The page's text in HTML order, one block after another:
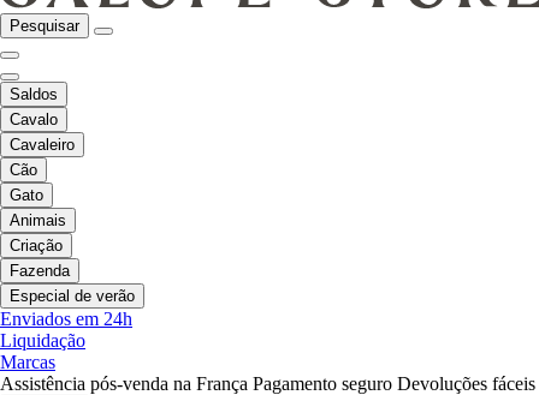
Pesquisar
Saldos
Cavalo
Cavaleiro
Cão
Gato
Animais
Criação
Fazenda
Especial de verão
Enviados em 24h
Liquidação
Marcas
Assistência pós-venda na França Pagamento seguro Devoluções fáceis